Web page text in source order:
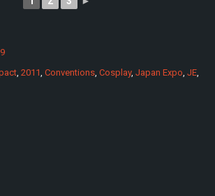
9
, 2011, Conventions, Cosplay, Japan Expo, JE,